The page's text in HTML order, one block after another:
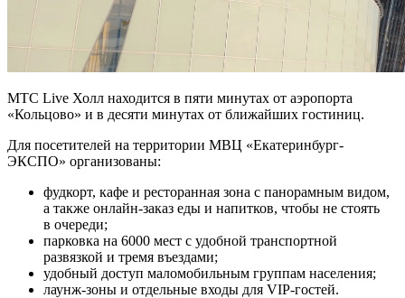
МТС Live Холл находится в пяти минутах от аэропорта
«Кольцово» и в десяти минутах от ближайших гостиниц.
Для посетителей на территории МВЦ «Екатеринбург-
ЭКСПО» организованы:
фудкорт, кафе и ресторанная зона с панорамным видом,
а также онлайн-заказ еды и напитков, чтобы не стоять
в очереди;
парковка на 6000 мест с удобной транспортной
развязкой и тремя въездами;
удобный доступ маломобильным группам населения;
лаунж-зоны и отдельные входы для VIP-гостей.